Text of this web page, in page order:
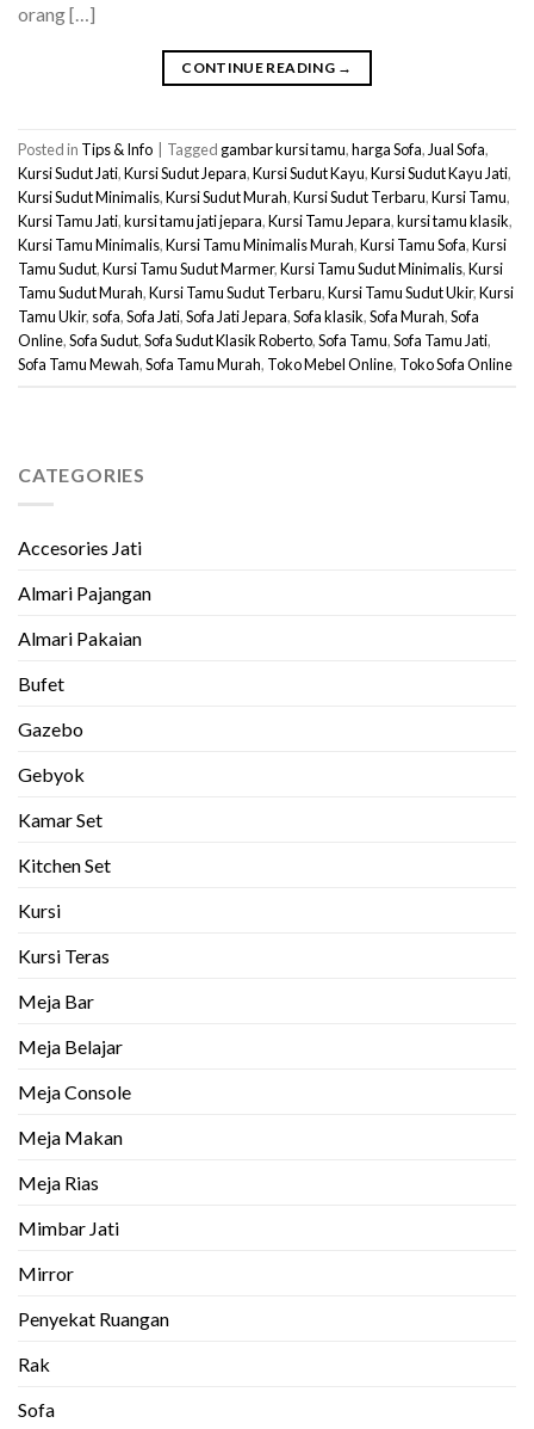
orang […]
CONTINUE READING →
Posted in Tips & Info Tagged gambar kursi tamu,harga Sofa,Jual Sofa,
Kursi Sudut Jati,Kursi Sudut Jepara,Kursi Sudut Kayu,Kursi Sudut Kayu Jati,
Kursi Sudut Minimalis,Kursi Sudut Murah,Kursi Sudut Terbaru,Kursi Tamu,
Kursi Tamu Jati,kursi tamu jati jepara,Kursi Tamu Jepara,kursi tamu klasik,
Kursi Tamu Minimalis,Kursi Tamu Minimalis Murah,Kursi Tamu Sofa,Kursi
Tamu Sudut,Kursi Tamu Sudut Marmer,Kursi Tamu Sudut Minimalis,Kursi
Tamu Sudut Murah,Kursi Tamu Sudut Terbaru,Kursi Tamu Sudut Ukir,Kursi
Tamu Ukir, sofa,Sofa Jati,Sofa Jati Jepara,Sofa klasik,Sofa Murah,Sofa
Online,Sofa Sudut,Sofa Sudut Klasik Roberto,Sofa Tamu,Sofa Tamu Jati,
Sofa Tamu Mewah,Sofa Tamu Murah, Toko Mebel Online, Toko Sofa Online
CATEGORIES
Accesories Jati
Almari Pajangan
Almari Pakaian
Bufet
Gazebo
Gebyok
Kamar Set
Kitchen Set
Kursi
Kursi Teras
Meja Bar
Meja Belajar
Meja Console
Meja Makan
Meja Rias
Mimbar Jati
Mirror
Penyekat Ruangan
Rak
Sofa